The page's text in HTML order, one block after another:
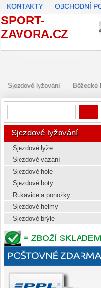
KONTAKTY OBCHODNÍ
SPORT-
ZAVORA.CZ
Sjezdové lyžování Běžecké
Sjezdové lyžování
Sjezdové lyže
Sjezdové vázání
Sjezdové hole
Sjezdové boty
Rukavice a ponožky
Sjezdové helmy
Sjezdové brýle